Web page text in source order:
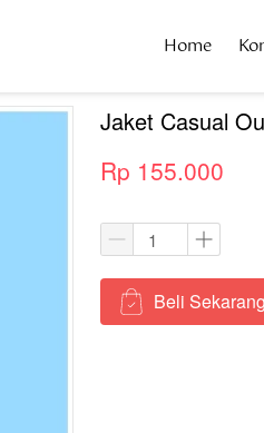
Home
Home
Jaket Casual
Rp 155.000
` Beli Sekarang